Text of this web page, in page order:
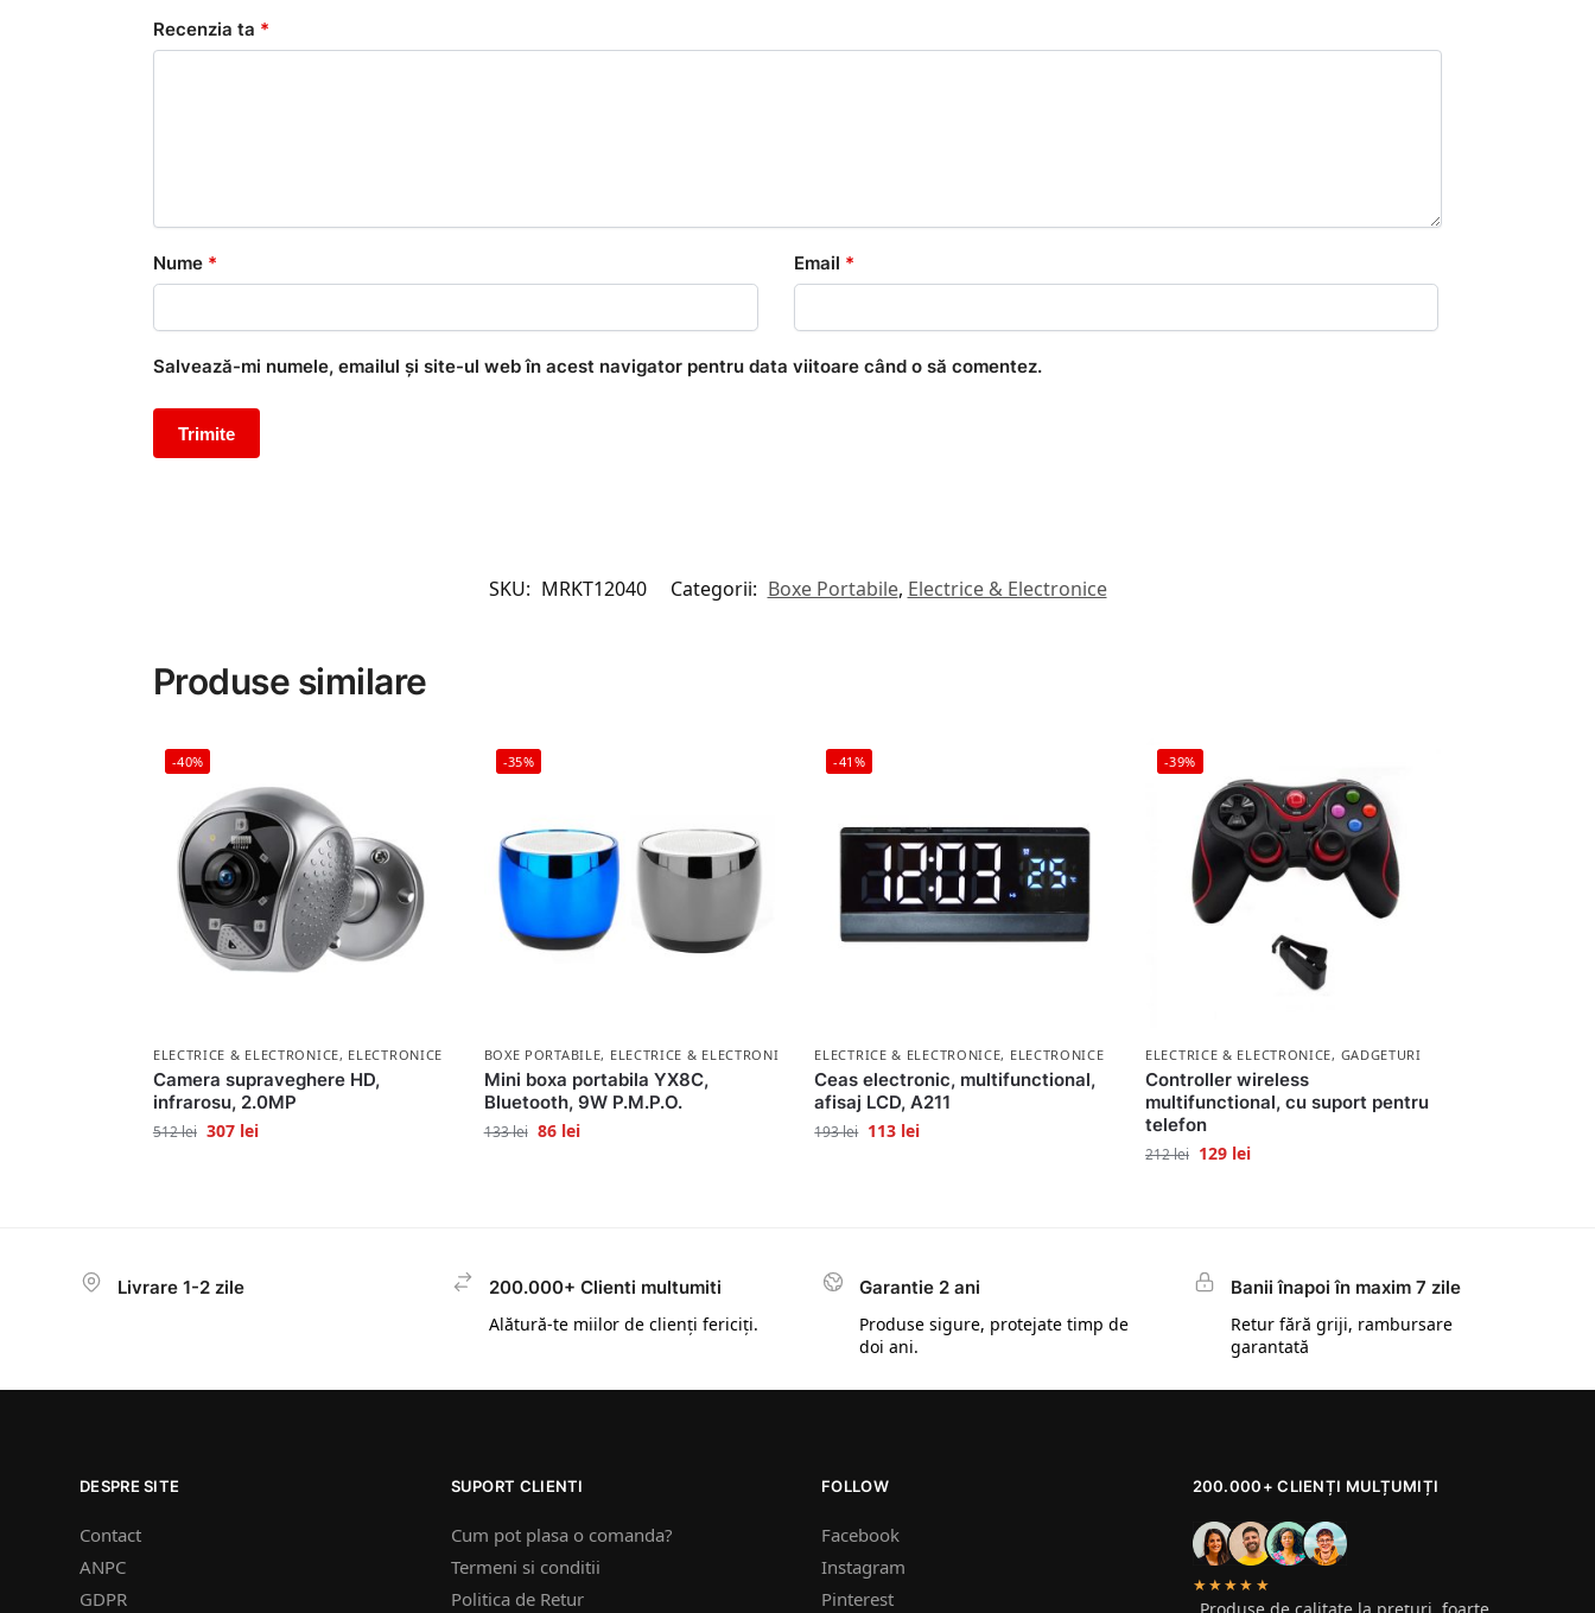
Recenzia ta *
Nume * Email *
Salvează-mi numele, emailul și site-ul web în acest navigator pentru data viitoare când o să comentez.
SKU: MRKT12040 Categorii: Boxe Portabile, Electrice & Electronice
Produse similare
-40%
ELECTRICE & ELECTRONICE, ELECTRONICE
Camera supraveghere HD,
infrarosu, 2.0MP
512lei 307 lei
-35%
BOXE PORTABILE, ELECTRICE & ELECTRONICE
Mini boxa portabila YX8C,
Bluetooth, 9W P.M.P.O.
133lei 86 lei
-41%
ELECTRICE & ELECTRONICE, ELECTRONICE
Ceas electronic, multifunctional,
afisaj LCD, A211
193lei 113 lei
-39%
ELECTRICE & ELECTRONICE, GADGETURI
Controller wireless
multifunctional, cu suport pentru
telefon
212lei 129 lei
Livrare 1-2 zile
200.000+ Clienti multumiti
Alătură-te miilor de clienți fericiți.
Garantie 2 ani
Produse sigure, protejate timp de
doi ani.
Banii înapoi în maxim 7 zile
Retur fără griji, rambursare
garantată
DESPRE SITE
Contact
ANPC
GDPR
SUPORT CLIENTI
Cum pot plasa o comanda?
Termeni si conditii
Politica de Retur
FOLLOW
Facebook
Instagram
Pinterest
200.000+ CLIENȚI MULȚUMIȚI
★★★★★